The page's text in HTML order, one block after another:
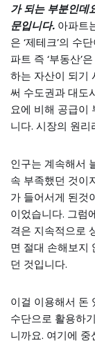
가 되는 부분인데
문입니다. 아파트
은 ‘제테크’의 수
파트 즉 ‘부동산’
하는 자산이 되기
써 수도권과 대도
요에 비해 공급이
니다. 시장의 원
인구는 계속해서
속 부족했던 것이
가 들어서게 된것
이었습니다. 그럼
격은 지속적으로
면 절대 손해보지
던 것입니다.
이걸 이용해서 돈
수단으로 활용하
니까요. 여기에 중